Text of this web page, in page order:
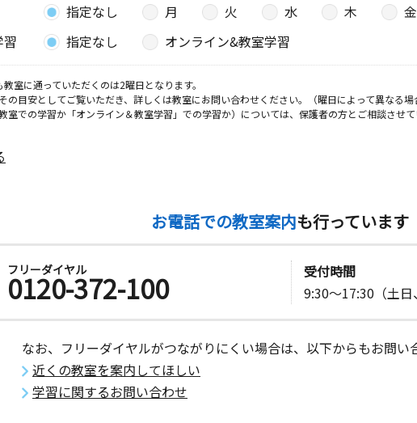
～高校生
町３丁目２－２８ ロイヤル
秋根新町教室
火 水 木 金 土
日
～高校生
指定なし 月 火 水 木 金
指定なし オンライン&教室学習
室に通っていただくのは2曜日となります。
目安としてご覧いただき、詳しくは教室にお問い合わせください。（曜日によって異なる場
での学習か「オンライン＆教室学習」での学習か）については、保護者の方とご相談させて
お電話での教室案内も行っています
フリーダイヤル
0120-372-100
受付時間
9:30～17:30（土日
なお、フリーダイヤルがつながりにくい場合は、以下からもお問い
近くの教室を案内してほしい
学習に関するお問い合わせ